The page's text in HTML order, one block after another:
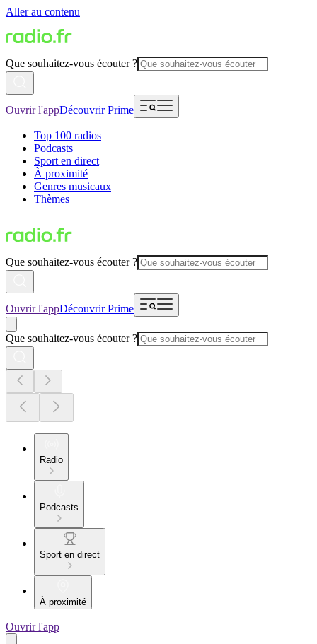
Aller au contenu
Que souhaitez-vous écouter ?
Ouvrir l'appDécouvrir Prime
Top 100 radios
Podcasts
Sport en direct
À proximité
Genres musicaux
Thèmes
Que souhaitez-vous écouter ?
Ouvrir l'appDécouvrir Prime
Que souhaitez-vous écouter ?
Radio
Podcasts
Sport en direct
À proximité
Ouvrir l'app